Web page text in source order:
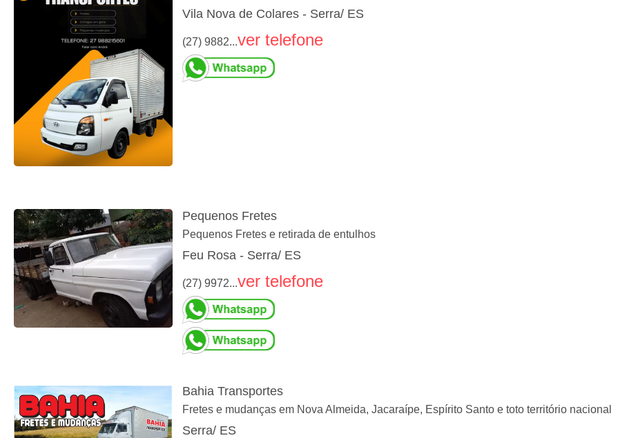
Vila Nova de Colares - Serra/ ES
(27) 9882...ver telefone
Pequenos Fretes
Pequenos Fretes e retirada de entulhos
Feu Rosa - Serra/ ES
(27) 9972...ver telefone
Bahia Transportes
Fretes e mudanças em Nova Almeida, Jacaraípe, Espírito Santo e toto território nacional
Serra/ ES